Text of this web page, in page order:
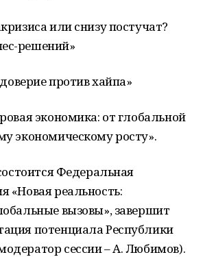
или снизу постучат?
решений»
против хайпа»
экономика: от глобальной
экономическому росту».
Федеральная
«Новая реальность:
вызовы», завершит
потенциала Республики
сессии – А. Любимов).